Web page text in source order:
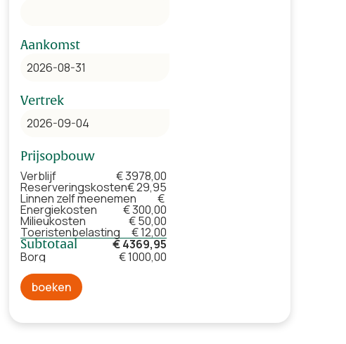
Aankomst
Vertrek
Prijsopbouw
Verblijf € 3978,00
Reserveringskosten€ 29,95
Linnen zelf meenemen €
Energiekosten € 300,00
Milieukosten € 50,00
Toeristenbelasting € 12,00
Subtotaal
€ 4369,95
Borg
€ 1000,00
boeken